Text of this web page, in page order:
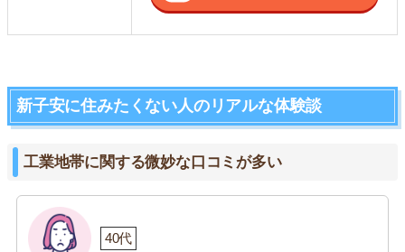
新子安に住みたくない人のリアルな体験談
工業地帯に関する微妙な口コミが多い
40代